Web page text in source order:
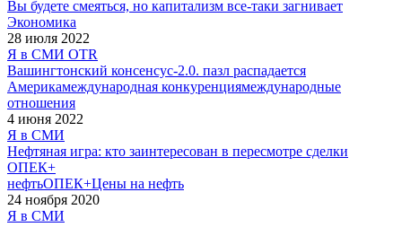
Вы будете смеяться, но капитализм все-таки загнивает
Экономика
28 июля 2022
Я в СМИ OTR
Вашингтонский консенсус-2.0. пазл распадается
Америкамеждународная конкуренциямеждународные
отношения
4 июня 2022
Я в СМИ
Нефтяная игра: кто заинтересован в пересмотре сделки
ОПЕК+
нефтьОПЕК+Цены на нефть
24 ноября 2020
Я в СМИ